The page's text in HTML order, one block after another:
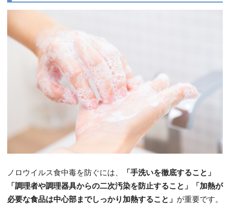
ノロウイルス食中毒を防ぐには、
「手洗いを徹底すること」
「調理者や調理器具からの二次汚染を防止すること」「加熱が
必要な食品は中心部までしっかり加熱すること」 が重要です。